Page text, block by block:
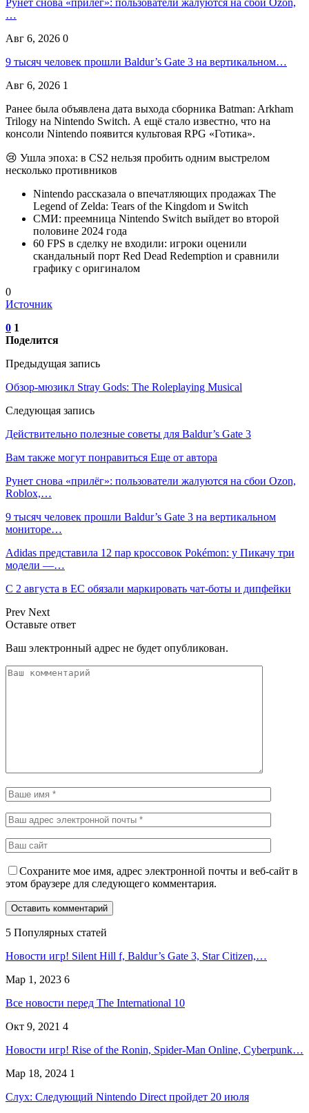
…
Авг 6, 2026 0
9 тысяч человек прошли Baldur’s Gate 3 на вертикальном…
Авг 6, 2026 1
Ранее была объявлена дата выхода сборника Batman: Arkham
Trilogy на Nintendo Switch. А ещё стало известно, что на
консоли Nintendo появится культовая RPG «Готика».
😢 Ушла эпоха: в CS2 нельзя пробить одним выстрелом
несколько противников
Nintendo рассказала о впечатляющих продажах The
Legend of Zelda: Tears of the Kingdom и Switch
СМИ: преемница Nintendo Switch выйдет во второй
половине 2024 года
60 FPS в сделку не входили: игроки оценили
скандальный порт Red Dead Redemption и сравнили
графику с оригиналом
0
Источник
0 1
Поделится
Предыдущая запись
Обзор-мюзикл Stray Gods: The Roleplaying Musical
Следующая запись
Действительно полезные советы для Baldur’s Gate 3
Вам также могут понравиться Еще от автора
Рунет снова «прилёг»: пользователи жалуются на сбои Ozon,
Roblox,…
9 тысяч человек прошли Baldur’s Gate 3 на вертикальном
мониторе…
Adidas представила 12 пар кроссовок Pokémon: у Пикачу три
модели —…
С 2 августа в ЕС обязали маркировать чат-боты и дипфейки
Prev Next
Оставьте ответ
Ваш электронный адрес не будет опубликован.
Сохраните мое имя, адрес электронной почты и веб-сайт в
этом браузере для следующего комментария.
5 Популярных статей
Новости игр! Silent Hill f, Baldur’s Gate 3, Star Citizen,…
Мар 1, 2023 6
Все новости перед The International 10
Окт 9, 2021 4
Новости игр! Rise of the Ronin, Spider-Man Online, Cyberpunk…
Мар 18, 2024 1
Слух: Следующий Nintendo Direct пройдет 20 июля